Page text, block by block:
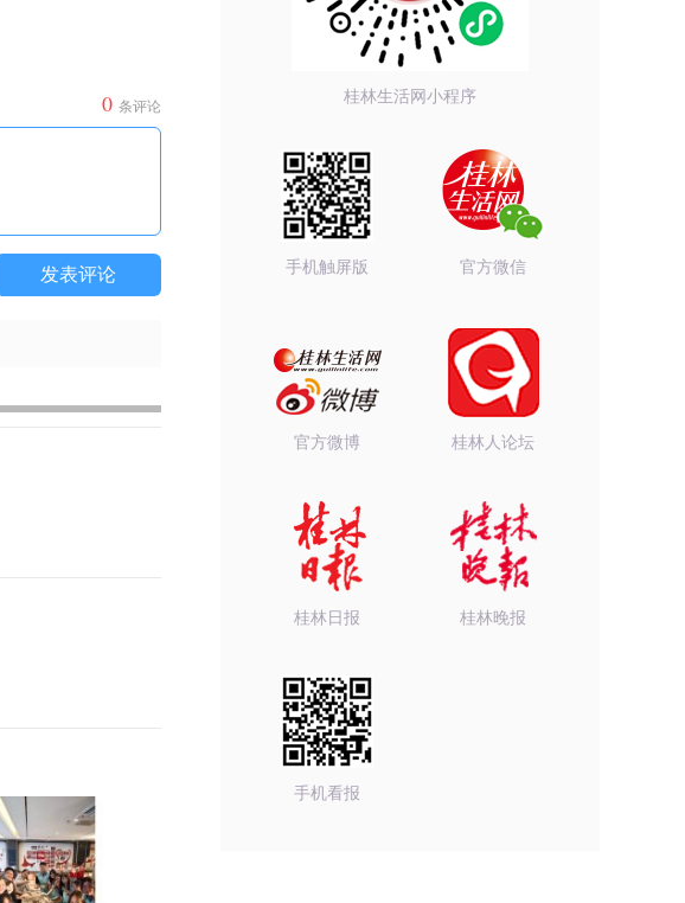
0 条评论
发表评论
桂林生活网小程序
手机触屏版 官方微信
官方微博 桂林人论坛
桂林日报 桂林晚报
手机看报